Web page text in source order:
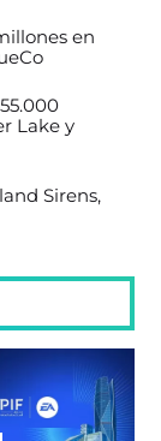
en
Lake y
Sirens,